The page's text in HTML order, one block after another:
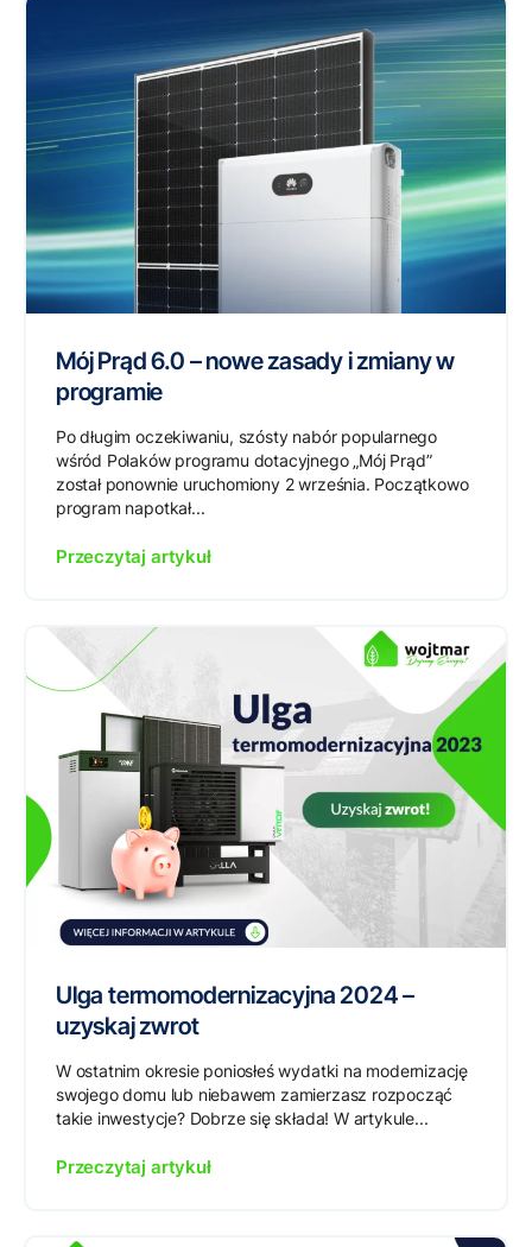
Mój Prąd 6.0 – nowe zasady i zmiany w
programie
Po długim oczekiwaniu, szósty nabór popularnego
wśród Polaków programu dotacyjnego „Mój Prąd”
został ponownie uruchomiony 2 września. Początkowo
program napotkał...
Przeczytaj artykuł
Ulga termomodernizacyjna 2024 –
uzyskaj zwrot
W ostatnim okresie poniosłeś wydatki na modernizację
swojego domu lub niebawem zamierzasz rozpocząć
takie inwestycje? Dobrze się składa! W artykule...
Przeczytaj artykuł